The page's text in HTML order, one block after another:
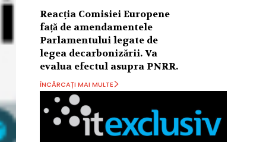
Reacția Comisiei Europene
față de amendamentele
Parlamentului legate de
legea decarbonizării. Va
evalua efectul asupra PNRR.
ÎNCĂRCAȚI MAI MULTE